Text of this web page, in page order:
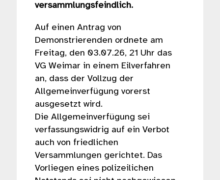
versammlungsfeindlich.
Auf einen Antrag von
Demonstrierenden ordnete am
Freitag, den 03.07.26, 21 Uhr das
VG Weimar in einem Eilverfahren
an, dass der Vollzug der
Allgemeinverfügung vorerst
ausgesetzt wird.
Die Allgemeinverfügung sei
verfassungswidrig auf ein Verbot
auch von friedlichen
Versammlungen gerichtet. Das
Vorliegen eines polizeilichen